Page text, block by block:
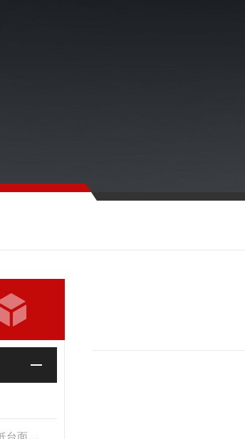
304不锈钢防水电子地磅超低台面带斜坡